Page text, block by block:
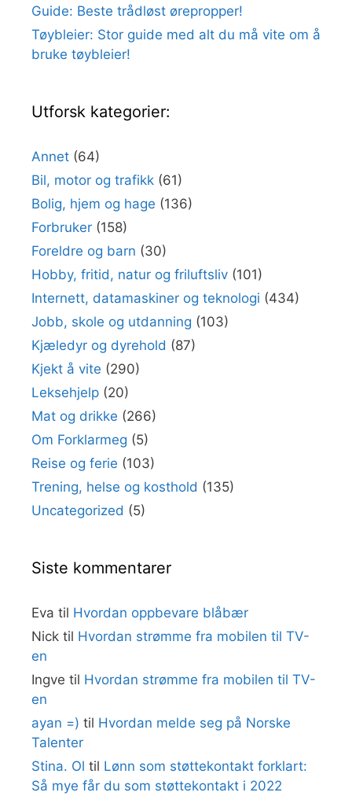
Guide: Beste trådløst ørepropper!
Tøybleier: Stor guide med alt du må vite om å
bruke tøybleier!
Utforsk kategorier:
Annet (64)
Bil, motor og trafikk (61)
Bolig, hjem og hage (136)
Forbruker (158)
Foreldre og barn (30)
Hobby, fritid, natur og friluftsliv (101)
Internett, datamaskiner og teknologi (434)
Jobb, skole og utdanning (103)
Kjæledyr og dyrehold (87)
Kjekt å vite (290)
Leksehjelp (20)
Mat og drikke (266)
Om Forklarmeg (5)
Reise og ferie (103)
Trening, helse og kosthold (135)
Uncategorized (5)
Siste kommentarer
Eva til Hvordan oppbevare blåbær
Nick til Hvordan strømme fra mobilen til TV-
en
Ingve til Hvordan strømme fra mobilen til TV-
en
ayan =) til Hvordan melde seg på Norske
Talenter
Stina. Ol til Lønn som støttekontakt forklart:
Så mye får du som støttekontakt i 2022